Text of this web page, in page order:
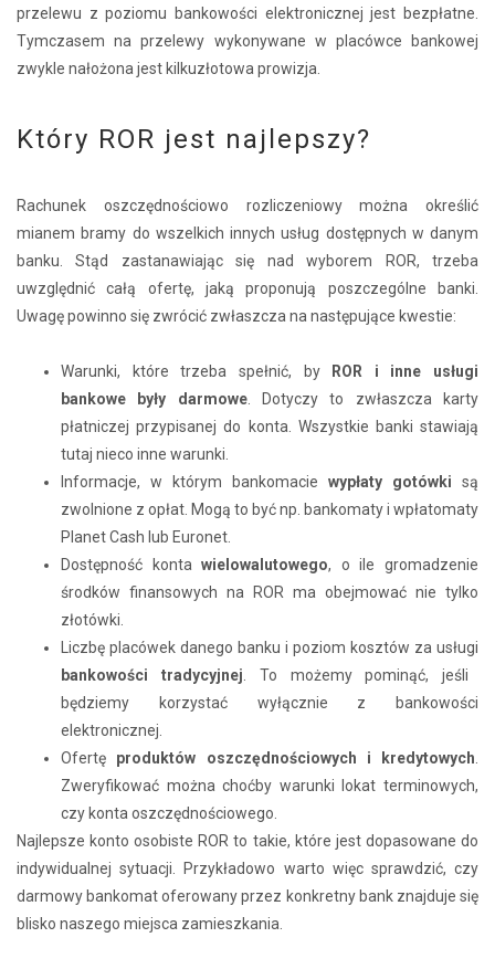
przelewu z poziomu bankowości elektronicznej jest bezpłatne.
Tymczasem na przelewy wykonywane w placówce bankowej
zwykle nałożona jest kilkuzłotowa prowizja.
Który ROR jest najlepszy?
Rachunek oszczędnościowo rozliczeniowy można określić
mianem bramy do wszelkich innych usług dostępnych w danym
banku. Stąd zastanawiając się nad wyborem ROR, trzeba
uwzględnić całą ofertę, jaką proponują poszczególne banki.
Uwagę powinno się zwrócić zwłaszcza na następujące kwestie:
Warunki, które trzeba spełnić, by ROR i inne usługi
bankowe były darmowe. Dotyczy to zwłaszcza karty
płatniczej przypisanej do konta. Wszystkie banki stawiają
tutaj nieco inne warunki.
Informacje, w którym bankomacie wypłaty gotówki są
zwolnione z opłat. Mogą to być np. bankomaty i wpłatomaty
Planet Cash lub Euronet.
Dostępność kontawielowalutowego, o ile gromadzenie
środków finansowych na ROR ma obejmować nie tylko
złotówki.
Liczbę placówek danego banku i poziom kosztów za usługi
bankowości tradycyjnej . To możemy pominąć, jeśli
będziemy korzystać wyłącznie z bankowości
elektronicznej.
Ofertę produktów oszczędnościowych i kredytowych
Zweryfikować można choćby warunki lokat terminowych,
czy konta oszczędnościowego.
Najlepsze konto osobiste ROR to takie, które jest dopasowane do
indywidualnej sytuacji. Przykładowo warto więc sprawdzić, czy
darmowy bankomat oferowany przez konkretny bank znajduje się
blisko naszego miejsca zamieszkania.